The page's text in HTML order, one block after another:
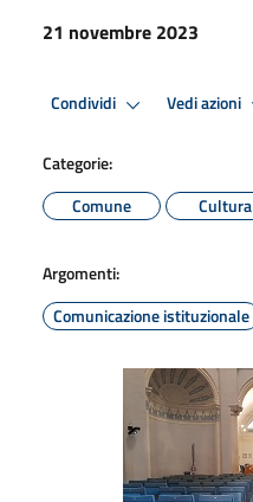
21 novembre 2023
Condividi Vedi azioni
Categorie:
Comune
Cultura
Argomenti:
Comunicazione istituzionale